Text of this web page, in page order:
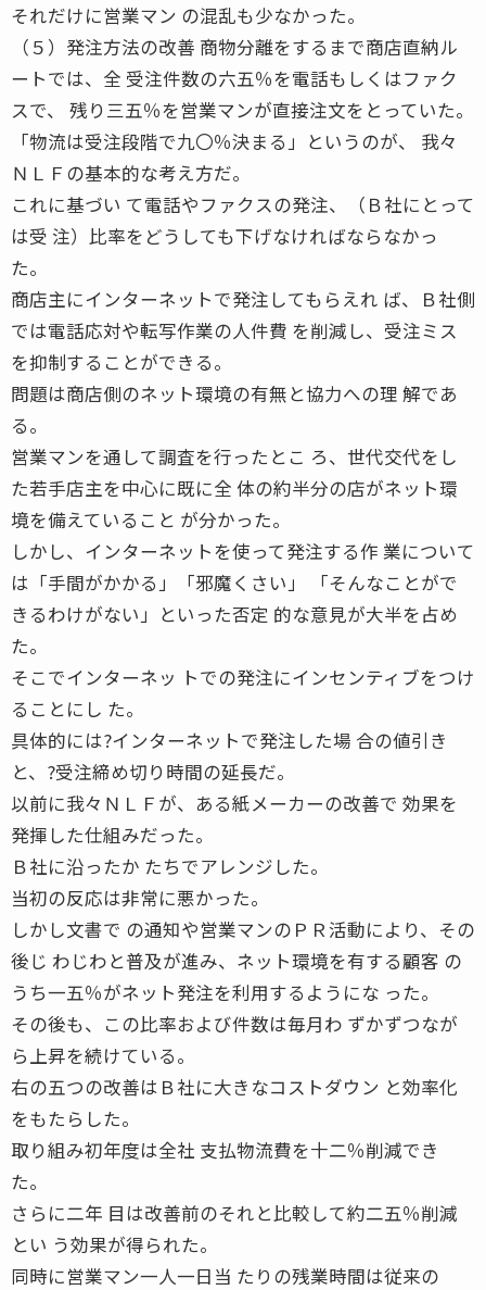
それだけに営業マン の混乱も少なかった。
（５）発注方法の改善 商物分離をするまで商店直納ル
ートでは、全 受注件数の六五％を電話もしくはファク
スで、 残り三五％を営業マンが直接注文をとっていた。
「物流は受注段階で九〇％決まる」というのが、 我々
ＮＬＦの基本的な考え方だ。
これに基づい て電話やファクスの発注、（Ｂ社にとって
は受 注）比率をどうしても下げなければならなかっ
た。
商店主にインターネットで発注してもらえれ ば、Ｂ社側
では電話応対や転写作業の人件費 を削減し、受注ミス
を抑制することができる。
問題は商店側のネット環境の有無と協力への理 解であ
る。
営業マンを通して調査を行ったとこ ろ、世代交代をし
た若手店主を中心に既に全 体の約半分の店がネット環
境を備えていること が分かった。
しかし、インターネットを使って発注する作 業について
は「手間がかかる」「邪魔くさい」 「そんなことがで
きるわけがない」といった否定 的な意見が大半を占め
た。
そこでインターネッ トでの発注にインセンティブをつけ
ることにし た。
具体的には?インターネットで発注した場 合の値引き
と、?受注締め切り時間の延長だ。
以前に我々ＮＬＦが、ある紙メーカーの改善で 効果を
発揮した仕組みだった。
Ｂ社に沿ったか たちでアレンジした。
当初の反応は非常に悪かった。
しかし文書で の通知や営業マンのＰＲ活動により、その
後じ わじわと普及が進み、ネット環境を有する顧客 の
うち一五％がネット発注を利用するようにな った。
その後も、この比率および件数は毎月わ ずかずつなが
ら上昇を続けている。
右の五つの改善はＢ社に大きなコストダウン と効率化
をもたらした。
取り組み初年度は全社 支払物流費を十二％削減でき
た。
さらに二年 目は改善前のそれと比較して約二五％削減
とい う効果が得られた。
同時に営業マン一人一日当 たりの残業時間は従来の